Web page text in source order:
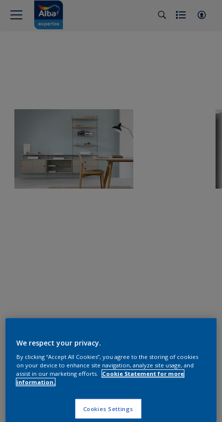
We respect your privacy.
By clicking “Accept All Cookies”, you agree to the storing of cookies
on your device to enhance site navigation, analyze site usage, and
assist in our marketing efforts.
Cookie Statement for more
information.
Cookies Settings